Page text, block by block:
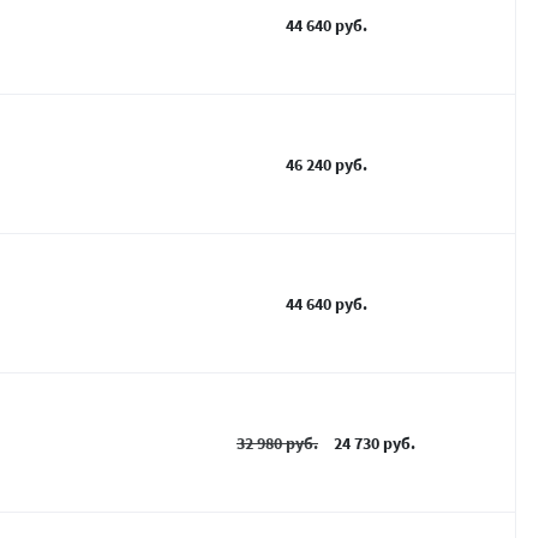
44 640 руб.
46 240 руб.
44 640 руб.
32 980 руб. 24 730 руб.